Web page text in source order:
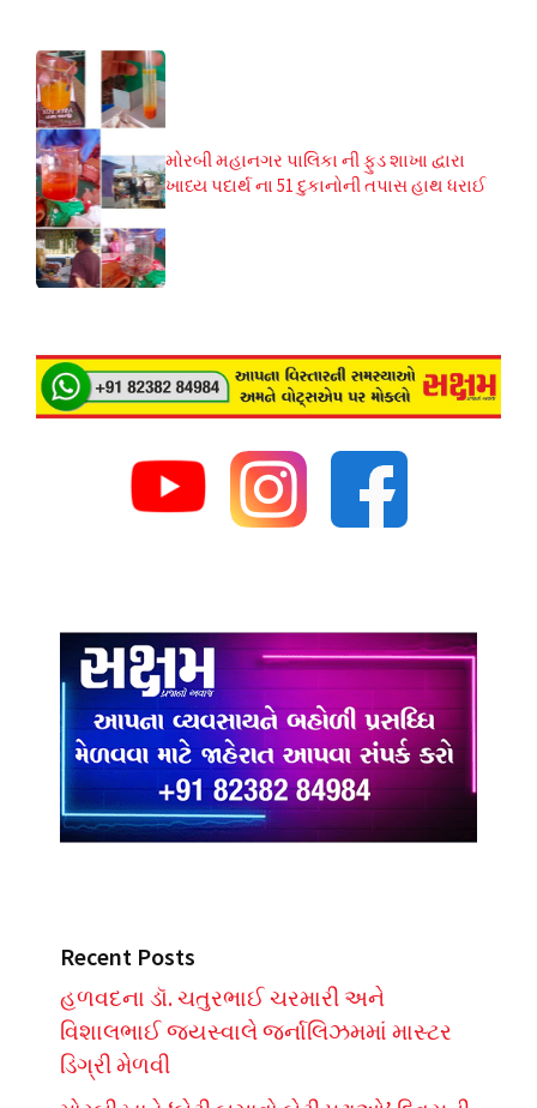
મોરબી મહાનગર પાલિકા ની ફુડ શાખા દ્વારા
ખાધ્ય પદાર્થ ના 51 દુકાનોની તપાસ હાથ ધરાઈ
Recent Posts
હળવદના ડૉ. ચતુરભાઈ ચરમારી અને
વિશાલભાઈ જયસ્વાલે જર્નાલિઝમમાં માસ્ટર
ડિગ્રી મેળવી